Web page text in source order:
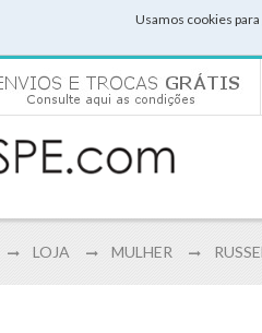
Usamos cookies
LOJA MULHER